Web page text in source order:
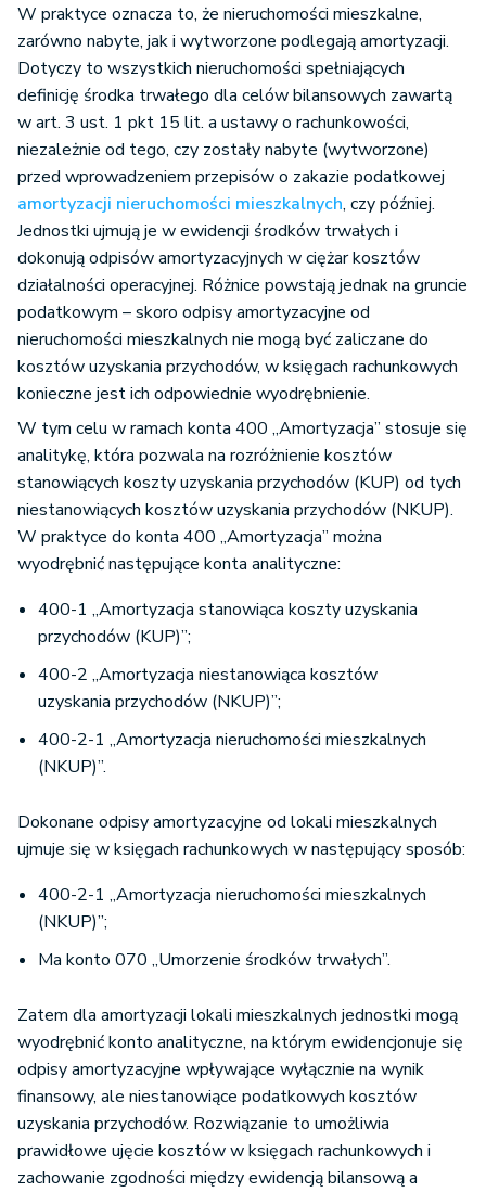
W praktyce oznacza to, że nieruchomości mieszkalne,
zarówno nabyte, jak i wytworzone podlegają amortyzacji.
Dotyczy to wszystkich nieruchomości spełniających
definicję środka trwałego dla celów bilansowych zawartą
w art. 3 ust. 1 pkt 15 lit. a ustawy o rachunkowości,
niezależnie od tego, czy zostały nabyte (wytworzone)
przed wprowadzeniem przepisów o zakazie podatkowej
amortyzacji nieruchomości mieszkalnych, czy później.
Jednostki ujmują je w ewidencji środków trwałych i
dokonują odpisów amortyzacyjnych w ciężar kosztów
działalności operacyjnej. Różnice powstają jednak na gruncie
podatkowym – skoro odpisy amortyzacyjne od
nieruchomości mieszkalnych nie mogą być zaliczane do
kosztów uzyskania przychodów, w księgach rachunkowych
konieczne jest ich odpowiednie wyodrębnienie.
W tym celu w ramach konta 400 „Amortyzacja” stosuje się
analitykę, która pozwala na rozróżnienie kosztów
stanowiących koszty uzyskania przychodów (KUP) od tych
niestanowiących kosztów uzyskania przychodów (NKUP).
W praktyce do konta 400 „Amortyzacja” można
wyodrębnić następujące konta analityczne:
400-1 „Amortyzacja stanowiąca koszty uzyskania
przychodów (KUP)”;
400-2 „Amortyzacja niestanowiąca kosztów
uzyskania przychodów (NKUP)”;
400-2-1 „Amortyzacja nieruchomości mieszkalnych
(NKUP)”.
Dokonane odpisy amortyzacyjne od lokali mieszkalnych
ujmuje się w księgach rachunkowych w następujący sposób:
400-2-1 „Amortyzacja nieruchomości mieszkalnych
(NKUP)”;
Ma konto 070 „Umorzenie środków trwałych”.
Zatem dla amortyzacji lokali mieszkalnych jednostki mogą
wyodrębnić konto analityczne, na którym ewidencjonuje się
odpisy amortyzacyjne wpływające wyłącznie na wynik
finansowy, ale niestanowiące podatkowych kosztów
uzyskania przychodów. Rozwiązanie to umożliwia
prawidłowe ujęcie kosztów w księgach rachunkowych i
zachowanie zgodności między ewidencją bilansową a